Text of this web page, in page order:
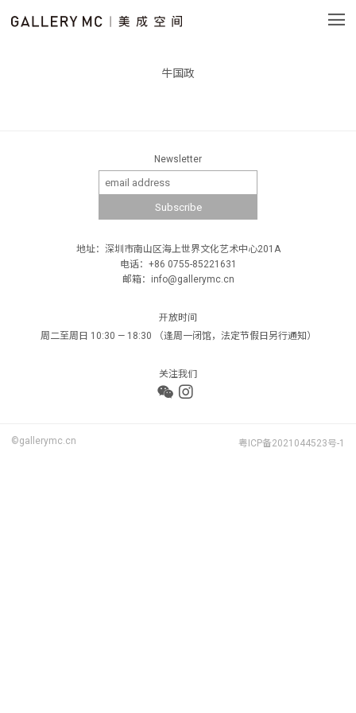
牛国政
Newsletter
地址：深圳市南山区海上世界文化艺术中心201A
电话：+86 0755-85221631
邮箱：info@gallerymc.cn
开放时间
周二至周日 10:30 — 18:30 （逢周一闭馆，法定节假日另行通知）
关注我们
©gallerymc.cn 粤ICP备2021044523号-1